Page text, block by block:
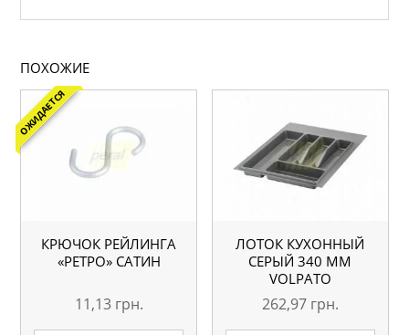
ПОХОЖИЕ
ОЖИДАЕТСЯ
КРЮЧОК РЕЙЛИНГА
«РЕТРО» САТИН
11,13 грн.
ЛОТОК КУХОННЫЙ
СЕРЫЙ 340 ММ
VOLPATO
262,97 грн.